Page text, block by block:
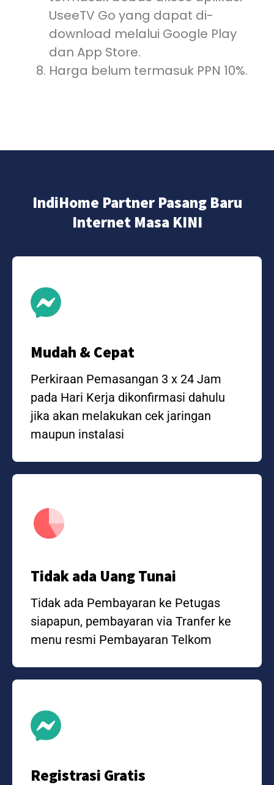
UseeTV Go yang dapat di-
download melalui Google Play
dan App Store.
Harga belum termasuk PPN 10%.
IndiHome Partner Pasang Baru
Internet Masa KINI
Mudah & Cepat
Perkiraan Pemasangan 3 x 24 Jam
pada Hari Kerja dikonfirmasi dahulu
jika akan melakukan cek jaringan
maupun instalasi
Tidak ada Uang Tunai
Tidak ada Pembayaran ke Petugas
siapapun, pembayaran via Tranfer ke
menu resmi Pembayaran Telkom
Registrasi Gratis